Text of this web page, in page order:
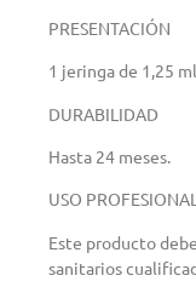
PRESENTACIÓN
1 jeringa de 1,25 ml
DURABILIDAD
Hasta 24 meses.
USO PROFESIONAL
Este producto
sanitarios